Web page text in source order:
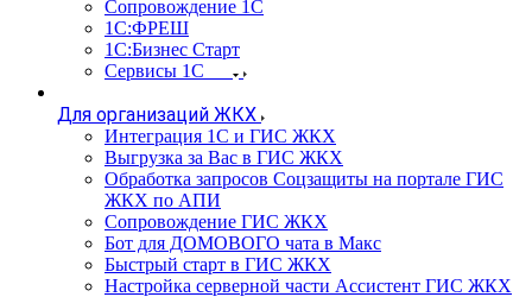
Сопровождение 1С
1С:ФРЕШ
1С:Бизнес Старт
Сервисы 1С
Для организаций ЖКХ
Интеграция 1С и ГИС ЖКХ
Выгрузка за Вас в ГИС ЖКХ
Обработка запросов Соцзащиты на портале ГИС
ЖКХ по АПИ
Сопровождение ГИС ЖКХ
Бот для ДОМОВОГО чата в Макс
Быстрый старт в ГИС ЖКХ
Настройка серверной части Ассистент ГИС ЖКХ